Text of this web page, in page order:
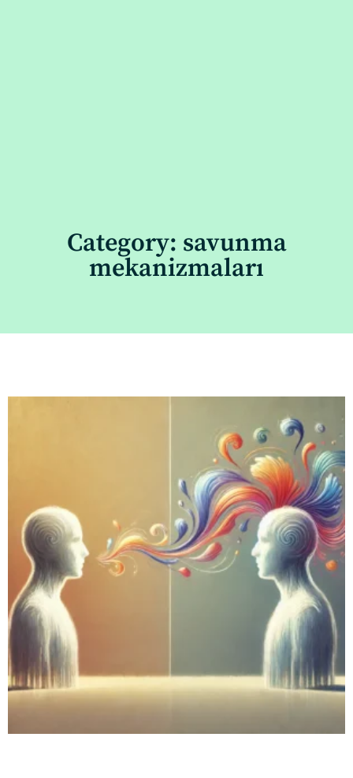
Category: savunma
mekanizmaları